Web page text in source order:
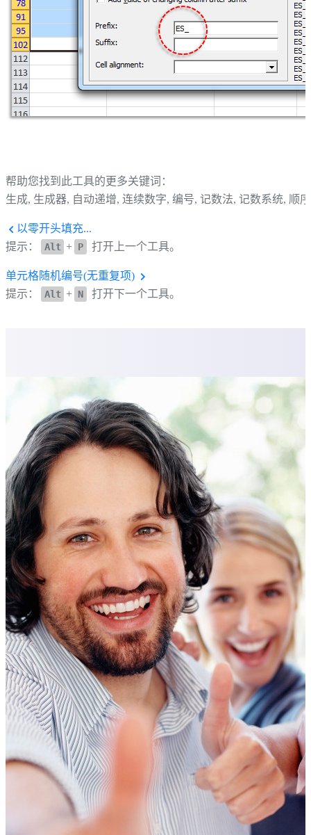
帮助您找到此工具的更多关键词：
生成, 生成器, 自动递增, 连续数字, 编号, 记数法, 记数系统, 顺序
以零开头填充...
提示：
Alt + P 打开上一个工具。
单元格随机编号(无重复项)
提示：
Alt + N 打开下一个工具。